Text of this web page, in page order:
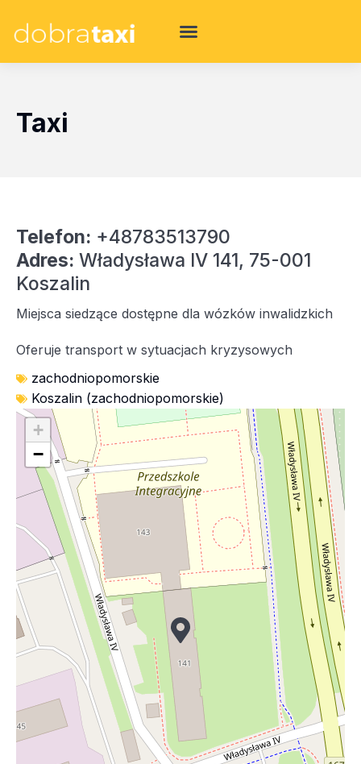
Taxi
Telefon: +48783513790
Adres: Władysława IV 141, 75-001
Koszalin
Miejsca siedzące dostępne dla wózków inwalidzkich
Oferuje transport w sytuacjach kryzysowych
zachodniopomorskie
Koszalin (zachodniopomorskie)
+
−